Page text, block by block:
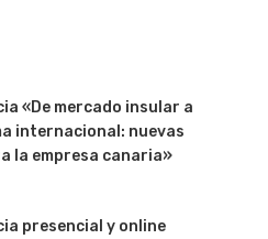
«De mercado insular a
internacional: nuevas
la empresa canaria»
presencial y online